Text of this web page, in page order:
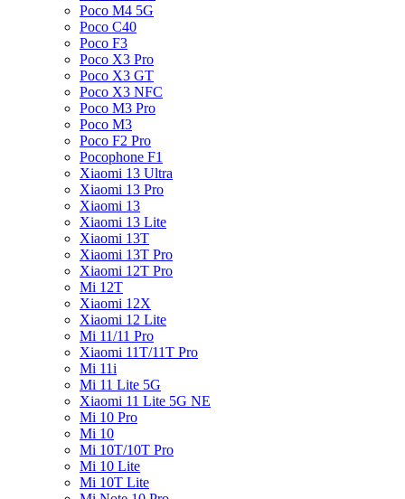
Poco M4 5G
Poco C40
Poco F3
Poco X3 Pro
Poco X3 GT
Poco X3 NFC
Poco M3 Pro
Poco M3
Poco F2 Pro
Pocophone F1
Xiaomi 13 Ultra
Xiaomi 13 Pro
Xiaomi 13
Xiaomi 13 Lite
Xiaomi 13T
Xiaomi 13T Pro
Xiaomi 12T Pro
Mi 12T
Xiaomi 12X
Xiaomi 12 Lite
Mi 11/11 Pro
Xiaomi 11T/11T Pro
Mi 11i
Mi 11 Lite 5G
Xiaomi 11 Lite 5G NE
Mi 10 Pro
Mi 10
Mi 10T/10T Pro
Mi 10 Lite
Mi 10T Lite